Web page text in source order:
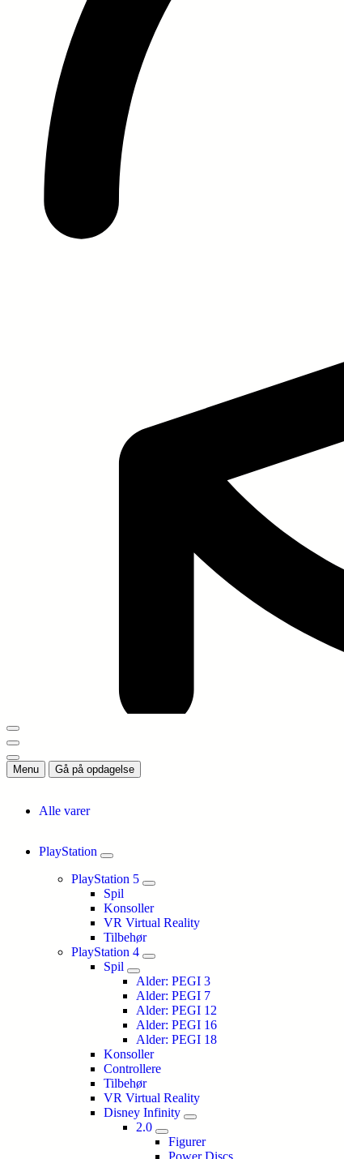
Menu Gå på opdagelse
Alle varer
PlayStation
PlayStation 5
Spil
Konsoller
VR Virtual Reality
Tilbehør
PlayStation 4
Spil
Alder: PEGI 3
Alder: PEGI 7
Alder: PEGI 12
Alder: PEGI 16
Alder: PEGI 18
Konsoller
Controllere
Tilbehør
VR Virtual Reality
Disney Infinity
2.0
Figurer
Power Discs